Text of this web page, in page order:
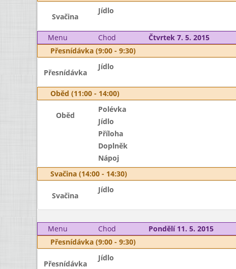
Svačina
Jídlo
Menu Chod Čtvrtek 7. 5. 2015
Přesnídávka (9:00 - 9:30)
Přesnídávka
Jídlo
Oběd (11:00 - 14:00)
Oběd
Polévka
Jídlo
Příloha
Doplněk
Nápoj
Svačina (14:00 - 14:30)
Svačina
Jídlo
Menu
Chod Pondělí 11. 5. 2015
Přesnídávka (9:00 - 9:30)
Přesnídávka
Jídlo